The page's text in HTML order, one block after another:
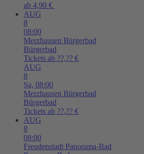
ab 4,90 €
AUG
8
08:00
Merzhausen Bürgerbad
Bürgerbad
Tickets ab ??,?? €
AUG
8
Sa, 08:00
Merzhausen Bürgerbad
Bürgerbad
Tickets ab ??,?? €
AUG
8
08:00
Freudenstadt Panorama-Bad